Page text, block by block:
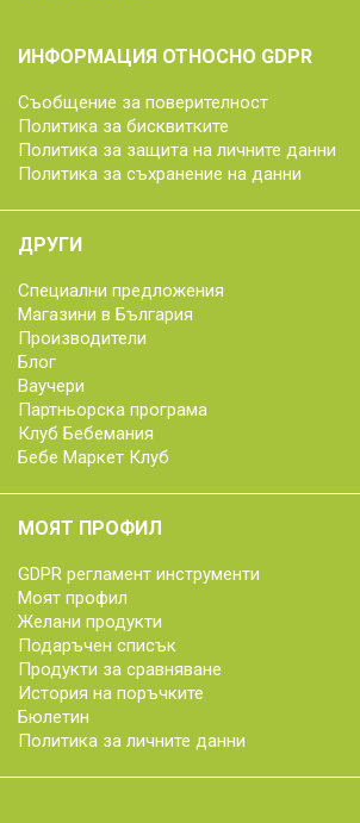
ИНФОРМАЦИЯ ОТНОСНО GDPR
Съобщение за поверителност
Политика за бисквитките
Политика за защита на личните данни
Политика за съхранение на данни
ДРУГИ
Специални предложения
Магазини в България
Производители
Блог
Ваучери
Партньорска програма
Клуб Бебемания
Бебе Маркет Клуб
МОЯТ ПРОФИЛ
GDPR регламент инструменти
Моят профил
Желани продукти
Подаръчен списък
Продукти за сравняване
История на поръчките
Бюлетин
Политика за личните данни